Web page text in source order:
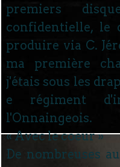
premiers
confidentielle, le
produire via C.
ma première
j'étais sous les
e régiment
l'Onnaingeois.
« Avec le coeur »
De nombreuses